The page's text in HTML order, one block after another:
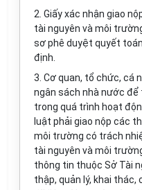
2. Giấy xác nhận giao
tài nguyên và môi
sơ phê duyệt quyết
định.
3. Cơ quan, tổ chức, cá
ngân sách nhà nước để
trong quá trình hoạt
luật phải giao nộp các
môi trường có trách
tài nguyên và môi
thông tin thuộc Sở Tài
thập, quản lý, khai thác,